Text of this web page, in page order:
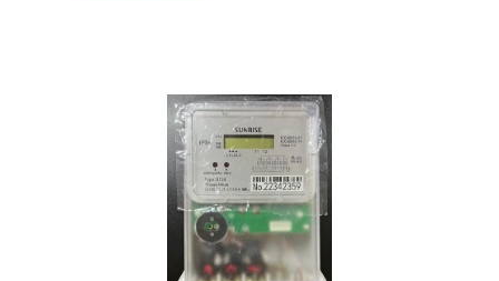
120/208V Corriente: 5(100) A
Temperatura de operación: -25°C
hasta +70°C Alta precisión de
acuerdo a la norma IEC/NTC